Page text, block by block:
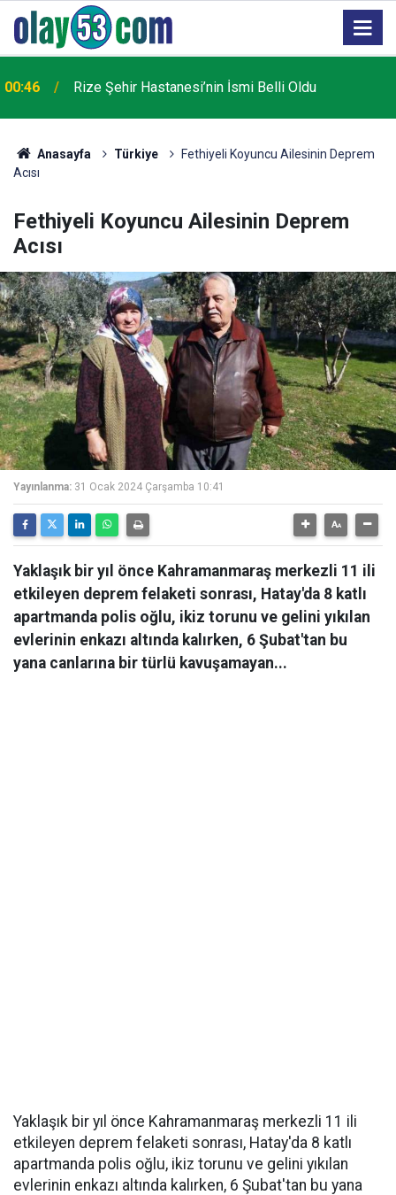
22:57
AK Parti Rize İl Başkanı Katmer: ÇAYKUR Türkiye
Varlık Fonu kapsamından çıkarılacak
Anasayfa Türkiye
Fethiyeli Koyuncu Ailesinin Deprem
Acısı
Fethiyeli Koyuncu Ailesinin Deprem
Acısı
Yayınlanma: 31 Ocak 2024 Çarşamba 10:41
Yaklaşık bir yıl önce Kahramanmaraş merkezli 11 ili
etkileyen deprem felaketi sonrası, Hatay'da 8 katlı
apartmanda polis oğlu, ikiz torunu ve gelini yıkılan
evlerinin enkazı altında kalırken, 6 Şubat'tan bu
yana canlarına bir türlü kavuşamayan...
Yaklaşık bir yıl önce Kahramanmaraş merkezli 11 ili
etkileyen deprem felaketi sonrası, Hatay'da 8 katlı
apartmanda polis oğlu, ikiz torunu ve gelini yıkılan
evlerinin enkazı altında kalırken, 6 Şubat'tan bu yana